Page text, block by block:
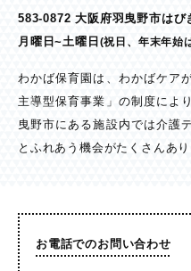
583-0872 大阪府羽曳野市はび
月曜日~土曜日(祝日、年末年始
わかば保育園は、わかばケア
主導型保育事業」の制度によ
曳野市にある施設内では介護
とふれあう機会がたくさんあり
お電話でのお問い合わせ